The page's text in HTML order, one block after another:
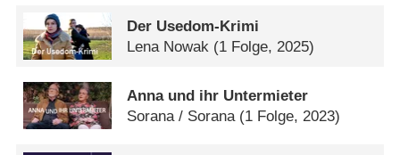
Der Usedom-Krimi
Lena Nowak (1 Folge, 2025)
Anna und ihr Untermieter
Sorana /​ Sorana (1 Folge, 2023)